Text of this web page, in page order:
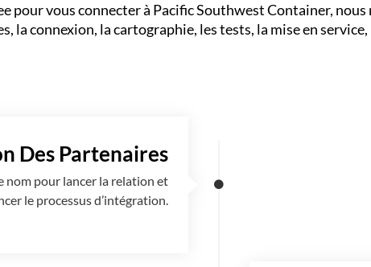
pour vous connecter à Pacific Southwest Container,
la connexion, la cartographie, les tests, la mise en
Des Partenaires
nom pour lancer la relation et
le processus d’intégration.